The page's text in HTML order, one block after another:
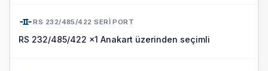
RS 232/485/422 SERI PORT
RS 232/485/422 x1 Anakart üzerinden seçimli